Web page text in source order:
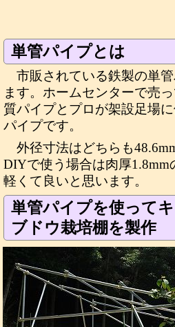
単管パイプとは
市販されている鉄製の単
ます。ホームセンターで売
質パイプとプロが架設足場
パイプです。
外径寸法はどちらも
DIYで使う場合は肉厚1.8mm
軽くて良いと思います。
単管パイプを使って
ブドウ栽培棚を製作